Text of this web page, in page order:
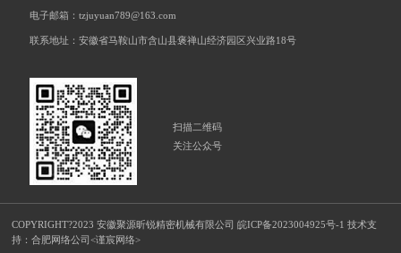
电子邮箱：tzjuyuan789@163.com
联系地址：安徽省马鞍山市含山县褒禅山经济园区兴业路18号
扫描二维码
关注公众号
COPYRIGHT?2023 安徽聚源昕锐精密机械有限公司皖ICP备2023004925号-1 技术支
持：合肥网络公司<谨宸网络>